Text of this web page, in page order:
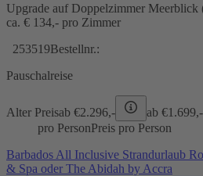
Upgrade auf Doppelzimmer Meerblick
ca. € 134,- pro Zimmer
253519Bestellnr.:
Pauschalreise
Alter Preisab €2.296,- ab €1.699,-
pro PersonPreis pro Person
Barbados All Inclusive Strandurlaub
& Spa oder The Abidah by Accra